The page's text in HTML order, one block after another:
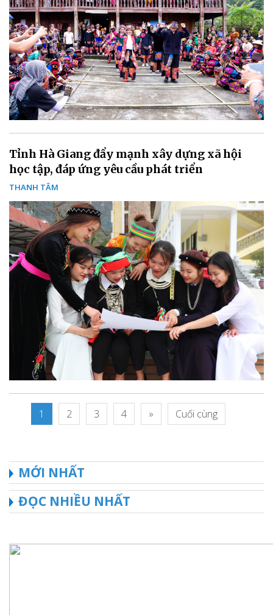
Tỉnh Hà Giang đẩy mạnh xây dựng xã hội
học tập, đáp ứng yêu cầu phát triển
THANH TÂM
1 2 3 4 » Cuối cùng
MỚI NHẤT
ĐỌC NHIỀU NHẤT